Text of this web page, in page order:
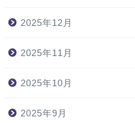
2025年12月
2025年11月
2025年10月
2025年9月